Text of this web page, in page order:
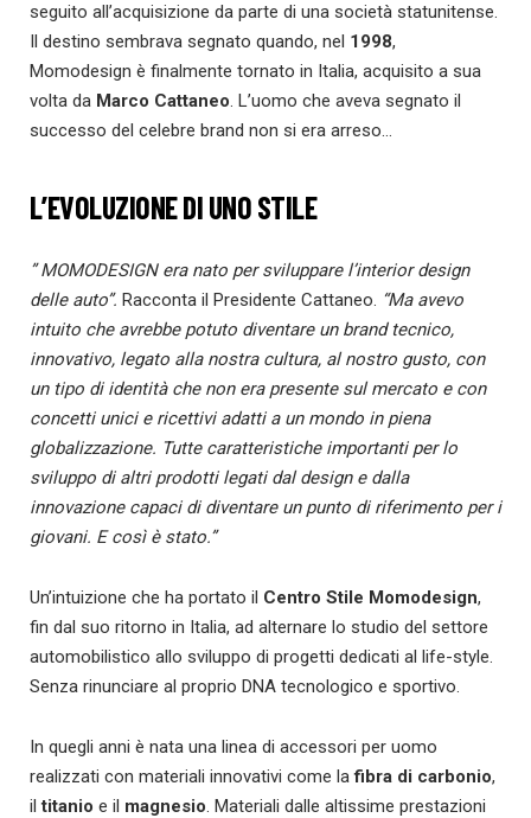
seguito all’acquisizione da parte di una società statunitense.
Il destino sembrava segnato quando, nel 1998,
Momodesign è finalmente tornato in Italia, acquisito a sua
volta da Marco Cattaneo. L’uomo che aveva segnato il
successo del celebre brand non si era arreso…
L’EVOLUZIONE DI UNO STILE
” MOMODESIGN era nato per sviluppare l’interior design
delle auto”. Racconta il Presidente Cattaneo. “Ma avevo
intuito che avrebbe potuto diventare un brand tecnico,
innovativo, legato alla nostra cultura, al nostro gusto, con
un tipo di identità che non era presente sul mercato e con
concetti unici e ricettivi adatti a un mondo in piena
globalizzazione. Tutte caratteristiche importanti per lo
sviluppo di altri prodotti legati dal design e dalla
innovazione capaci di diventare un punto di riferimento per i
giovani. E così è stato.”
Un’intuizione che ha portato il Centro Stile Momodesign,
fin dal suo ritorno in Italia, ad alternare lo studio del settore
automobilistico allo sviluppo di progetti dedicati al life-style.
Senza rinunciare al proprio DNA tecnologico e sportivo.
In quegli anni è nata una linea di accessori per uomo
realizzati con materiali innovativi come lafibra di carbonio,
iltitanio e il magnesio. Materiali dalle altissime prestazioni